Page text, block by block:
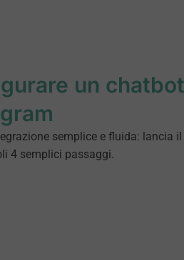
un chatbot
semplice e fluida: lancia
4 semplici passaggi.